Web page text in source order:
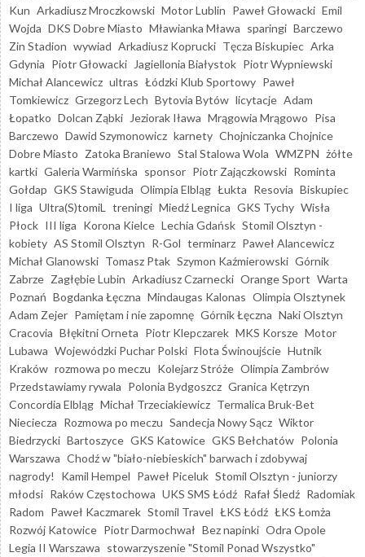
Kun Arkadiusz Mroczkowski Motor Lublin Paweł Głowacki Emil
Wojda DKS Dobre Miasto Mławianka Mława sparingi Barczewo
Zin Stadion wywiad Arkadiusz Koprucki Tęcza Biskupiec Arka
Gdynia Piotr Głowacki Jagiellonia Białystok Piotr Wypniewski
Michał Alancewicz ultras Łódzki Klub Sportowy Paweł
Tomkiewicz Grzegorz Lech Bytovia Bytów licytacje Adam
Łopatko Dolcan Ząbki Jeziorak Iława Mrągowia Mrągowo Pisa
Barczewo Dawid Szymonowicz karnety Chojniczanka Chojnice
Dobre Miasto Zatoka Braniewo Stal Stalowa Wola WMZPN żółte
kartki Galeria Warmińska sponsor Piotr Zajączkowski Rominta
Gołdap GKS Stawiguda Olimpia Elbląg Łukta Resovia Biskupiec
I liga Ultra(S)tomiL treningi Miedź Legnica GKS Tychy Wisła
Płock III liga Korona Kielce Lechia Gdańsk Stomil Olsztyn -
kobiety AS Stomil Olsztyn R-Gol terminarz Paweł Alancewicz
Michał Glanowski Tomasz Ptak Szymon Kaźmierowski Górnik
Zabrze Zagłębie Lubin Arkadiusz Czarnecki Orange Sport Warta
Poznań Bogdanka Łęczna Mindaugas Kalonas Olimpia Olsztynek
Adam Zejer Pamiętam i nie zapomnę Górnik Łęczna Naki Olsztyn
Cracovia Błękitni Orneta Piotr Klepczarek MKS Korsze Motor
Lubawa Wojewódzki Puchar Polski Flota Świnoujście Hutnik
Kraków rozmowa po meczu Kolejarz Stróże Olimpia Zambrów
Przedstawiamy rywala Polonia Bydgoszcz Granica Kętrzyn
Concordia Elbląg Michał Trzeciakiewicz Termalica Bruk-Bet
Nieciecza Rozmowa po meczu Sandecja Nowy Sącz Wiktor
Biedrzycki Bartoszyce GKS Katowice GKS Bełchatów Polonia
Warszawa Chodź w "biało-niebieskich" barwach i zdobywaj
nagrody!
Kamil Hempel Paweł Piceluk Stomil Olsztyn - juniorzy
młodsi Raków Częstochowa UKS SMS Łódź Rafał Śledź Radomiak
Radom Paweł Kaczmarek Stomil Travel ŁKS Łódź ŁKS Łomża
Rozwój Katowice Piotr Darmochwał Bez napinki Odra Opole
Legia II Warszawa stowarzyszenie "Stomil Ponad Wszystko"